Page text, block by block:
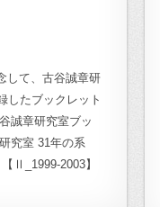
学校 ,23:月影小
,
小豆島プロジェ
ジェクト
して、古谷誠章研
したブックレット
誠章研究室ブッ
究室 31年の系
Ⅱ_1999-2003】